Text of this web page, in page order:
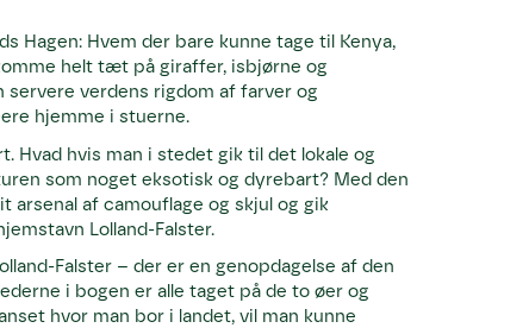
Hvem der bare kunne tage til Kenya,
helt tæt på giraffer, isbjørne og
verdens rigdom af farver og
hjemme i stuerne.
Hvad hvis man i stedet gik til det lokale og
som noget eksotisk og dyrebart? Med den
arsenal af camouflage og skjul og gik
Lolland-Falster.
Falster – der er en genopdagelse af den
i bogen er alle taget på de to øer og
hvor man bor i landet, vil man kunne